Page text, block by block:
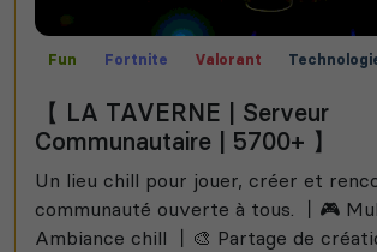
Fun Fortnite Valorant
Créatif
Films Bot Musique
Jeux
Among Us Helldivers 2
【 LA TAVERNE | Serveur
Communautaire | 5700+ 】
Un lieu chill pour jouer, créer et
communauté ouverte à tous. 丨🎮
Ambiance chill 丨🎨 Partage de